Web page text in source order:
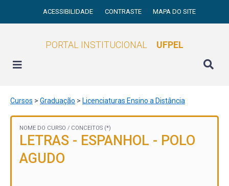
ACESSIBILIDADE CONTRASTE MAPA DO SITE
PORTAL INSTITUCIONAL UFPEL
Cursos > Graduação > Licenciaturas Ensino a Distância
NOME DO CURSO / CONCEITOS (*)
LETRAS - ESPANHOL - POLO
AGUDO